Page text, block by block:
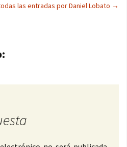
las entradas por Daniel Lobato →